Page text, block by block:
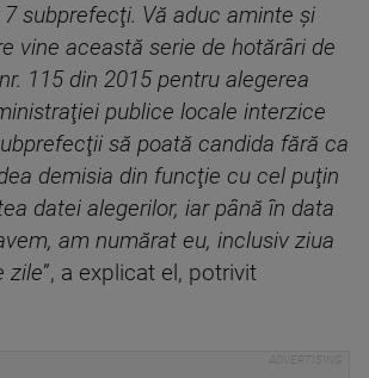
subprefecţi. Vă aduc aminte şi
vine această serie de hotărâri de
115 din 2015 pentru alegerea
publice locale interzice
să poată candida fără ca
demisia din funcţie cu cel puţin
datei alegerilor, iar până în data
am numărat eu, inclusiv ziua
zile”, a explicat el, potrivit